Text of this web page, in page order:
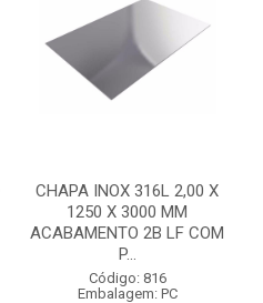
CHAPA INOX 316L 2,00 X
1250 X 3000 MM
ACABAMENTO 2B LF COM
P...
Código: 816
Embalagem: PC